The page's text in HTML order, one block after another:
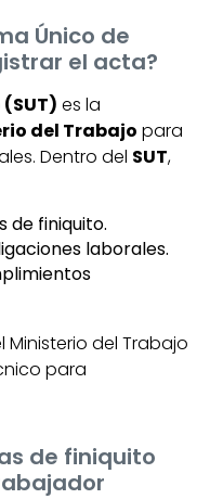
Único de
el acta?
es la
del Trabajo para
Dentro del SUT,
de finiquito.
laborales.
Ministerio del Trabajo
para
de finiquito